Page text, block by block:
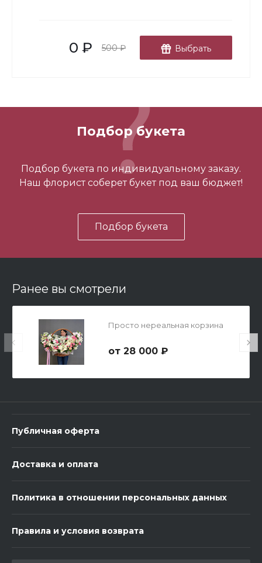
В корзину
-
0 ₽ 500 ₽ Выбрать
Подбор букета
Подбор букета по индивидуальному заказу.
Наш флорист соберет букет под ваш бюджет!
Подбор букета
Ранее вы смотрели
Просто нереальная корзина
28 000 ₽
Публичная оферта
Доставка и оплата
Политика в отношении персональных данных
Правила и условия возврата